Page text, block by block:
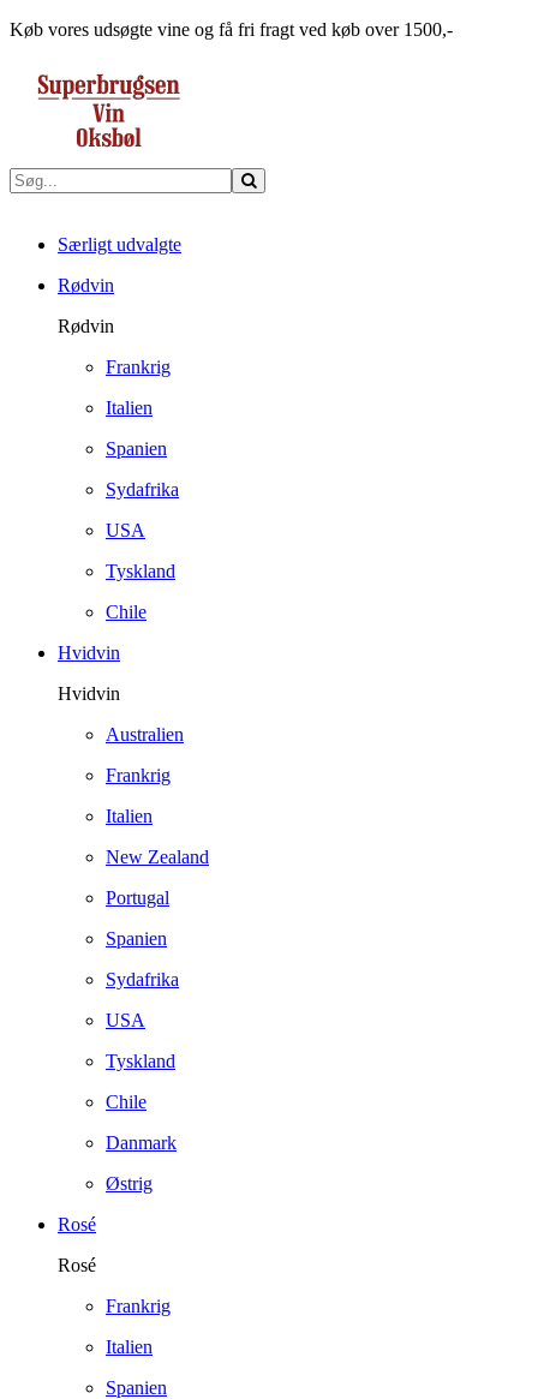
Køb vores udsøgte vine og få fri fragt ved køb over 1500,-
Særligt udvalgte
Rødvin
Rødvin
Frankrig
Italien
Spanien
Sydafrika
USA
Tyskland
Chile
Hvidvin
Hvidvin
Australien
Frankrig
Italien
New Zealand
Portugal
Spanien
Sydafrika
USA
Tyskland
Chile
Danmark
Østrig
Rosé
Rosé
Frankrig
Italien
Spanien